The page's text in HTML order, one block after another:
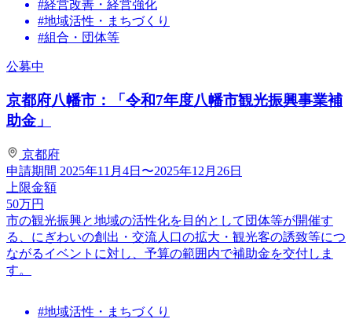
#経営改善・経営強化
#地域活性・まちづくり
#組合・団体等
公募中
京都府八幡市：「令和7年度八幡市観光振興事業補
助金」
京都府
申請期間 2025年11月4日〜2025年12月26日
上限金額
50万円
市の観光振興と地域の活性化を目的として団体等が開催す
る、にぎわいの創出・交流人口の拡大・観光客の誘致等につ
ながるイベントに対し、予算の範囲内で補助金を交付しま
す。
#地域活性・まちづくり